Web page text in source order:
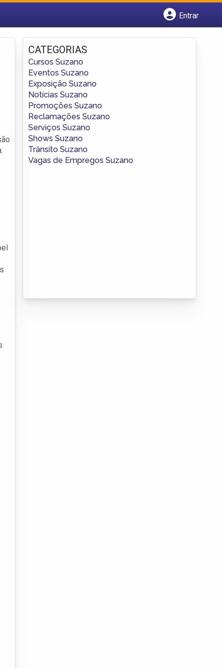
Entrar
Fazer login
Criar conta
CATEGORIAS
Cursos Suzano
Eventos Suzano
Exposição Suzano
Notícias Suzano
Promoções Suzano
Reclamações Suzano
Serviços Suzano
Shows Suzano
Trânsito Suzano
Vagas de Empregos Suzano